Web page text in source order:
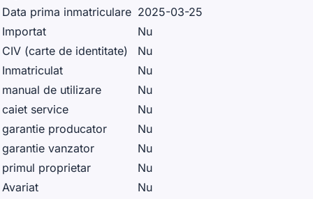
Data prima inmatriculare 2025-03-25
Importat
Nu
CIV (carte de identitate)
Nu
Inmatriculat
Nu
manual de utilizare
Nu
caiet service
Nu
garantie producator
Nu
garantie vanzator
Nu
primul proprietar
Nu
Avariat
Nu